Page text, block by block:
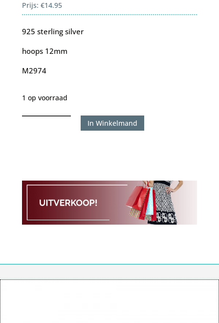
Prijs: €14.95
925 sterling silver
hoops 12mm
M2974
1 op voorraad
In Winkelmand